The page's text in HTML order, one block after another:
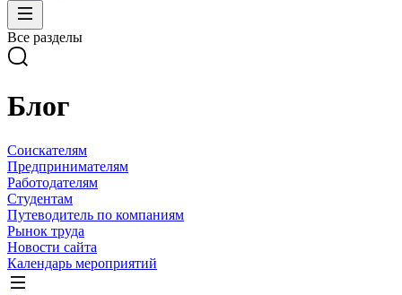
Все разделы
Блог
Соискателям
Предпринимателям
Работодателям
Студентам
Путеводитель по компаниям
Рынок труда
Новости сайта
Календарь мероприятий